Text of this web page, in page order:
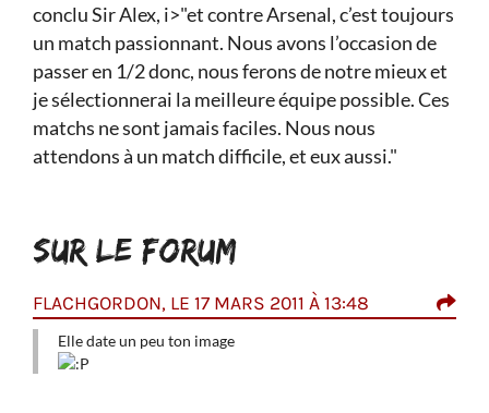
conclu Sir Alex, i>"et contre Arsenal, c’est toujours
un match passionnant. Nous avons l’occasion de
passer en 1/2 donc, nous ferons de notre mieux et
je sélectionnerai la meilleure équipe possible. Ces
matchs ne sont jamais faciles. Nous nous
attendons à un match difficile, et eux aussi."
SUR LE FORUM
FLACHGORDON, LE 17 MARS 2011 À 13:48
Elle date un peu ton image